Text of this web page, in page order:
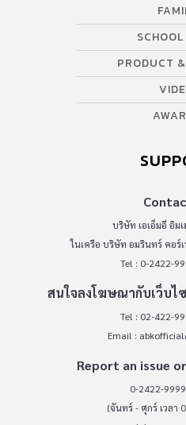
PRODUCT
บริษัท เอเอ็มอี อิม
ในเครือ บริษัท อมรินทร์ คอร์
Tel : 0-2422-
สนใจลงโฆษณากับเว็บไ
Tel : 02-422-
Email :
Report an issue
0-2422-
(จันทร์ - ศุกร์ เวลา